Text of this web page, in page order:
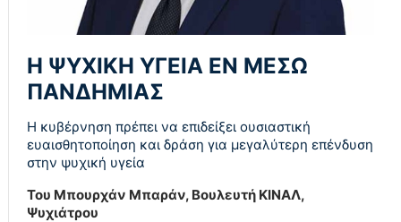
Η ΨΥΧΙΚΗ ΥΓΕΙΑ ΕΝ ΜΕΣΩ
ΠΑΝΔΗΜΙΑΣ
Η κυβέρνηση πρέπει να επιδείξει ουσιαστική
ευαισθητοποίηση και δράση για μεγαλύτερη επένδυση
στην ψυχική υγεία
Του Μπουρχάν Μπαράν, Βουλευτή ΚΙΝΑΛ,
Ψυχιάτρου